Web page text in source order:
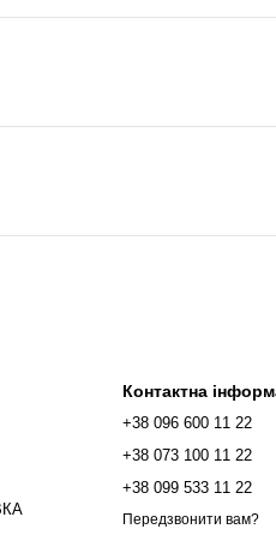
Контактна
+38 096 600 11 22
+38 073 100 11 22
+38 099 533 11 22
Передзвонити вам?